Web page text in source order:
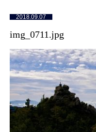
2018.09.07
img_0711.jpg